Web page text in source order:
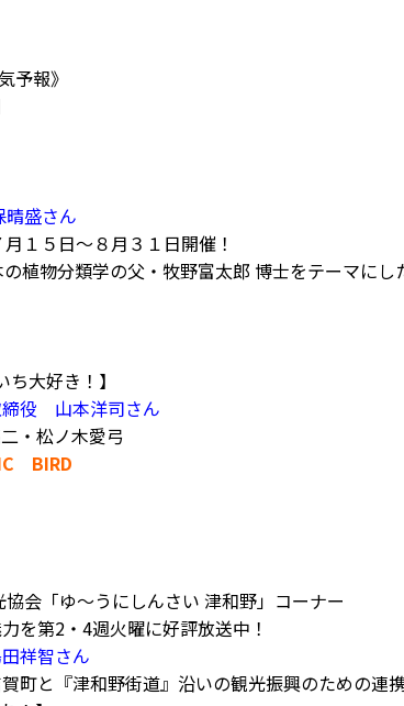
予報》
盛さん
１５日～８月３１日開催！
植物分類学の父・牧野富太郎 博士をテーマに
大好き！】
役 山本洋司さん
・松ノ木愛弓
BIRD
会「ゆ〜うにしんさい 津和野」コーナー
を第2・4週火曜に好評放送中！
祥智さん
町と『津和野街道』沿いの観光振興のための連